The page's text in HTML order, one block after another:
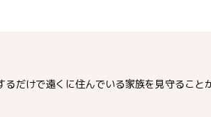
だけで遠くに住んでいる家族を見守ること